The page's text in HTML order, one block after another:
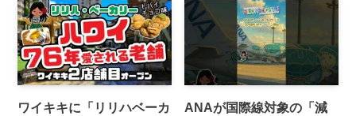
ワイキキに「リリハベーカ
ANAが国際線対象の「減